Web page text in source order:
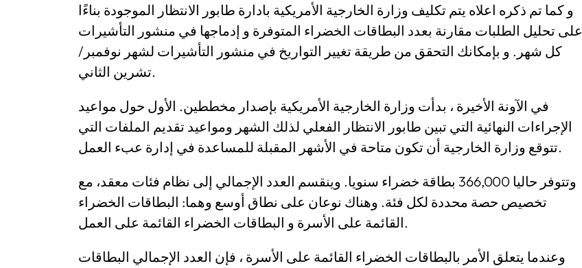
و كما تم ذكره اعلاه يتم تكليف وزارة الخارجية الأمريكية بادارة طابور الانتظار الموجودة بناءًا
على تحليل الطلبات مقارنة بعدد البطاقات الخضراء المتوفرة و إدماجها في منشور التأشيرات
كل شهر. و بإمكانك التحقق من طريقة تغيير التواريخ في منشور التأشيرات لشهر نوفمبر/
تشرين الثاني.
في الآونة الأخيرة ، بدأت وزارة الخارجية الأمريكية بإصدار مخططين. الأول حول مواعيد
الإجراءات النهائية التي تبين طابور الانتظار الفعلي لذلك الشهر ومواعيد تقديم الملفات التي
تتوقع وزارة الخارجية أن تكون متاحة في الأشهر المقبلة للمساعدة في إدارة عبء العمل.
وتتوفر حاليا 366,000 بطاقة خضراء سنويا. وينقسم العدد الإجمالي إلى نظام فئات معقد، مع
تخصيص حصة محددة لكل فئة. وهناك نوعان على نطاق أوسع وهما: البطاقات الخضراء
القائمة على الأسرة و البطاقات الخضراء القائمة على العمل.
وعندما يتعلق الأمر بالبطاقات الخضراء القائمة على الأسرة ، فإن العدد الإجمالي البطاقات